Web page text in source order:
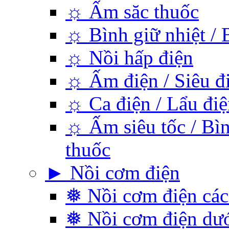
☼ Ấm săc thuốc
☼ Bình giữ nhiệt /
☼ Nồi hấp điện
☼ Ấm điện / Siêu
☼ Ca điện / Lẩu
☼ Ấm siêu tốc /
thuốc
► Nồi cơm điện
❅ Nồi cơm điện
❅ Nồi cơm điện